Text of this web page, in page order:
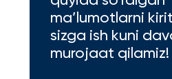
ma’lumotlarni
sizga ish kuni
murojaat qilamiz!